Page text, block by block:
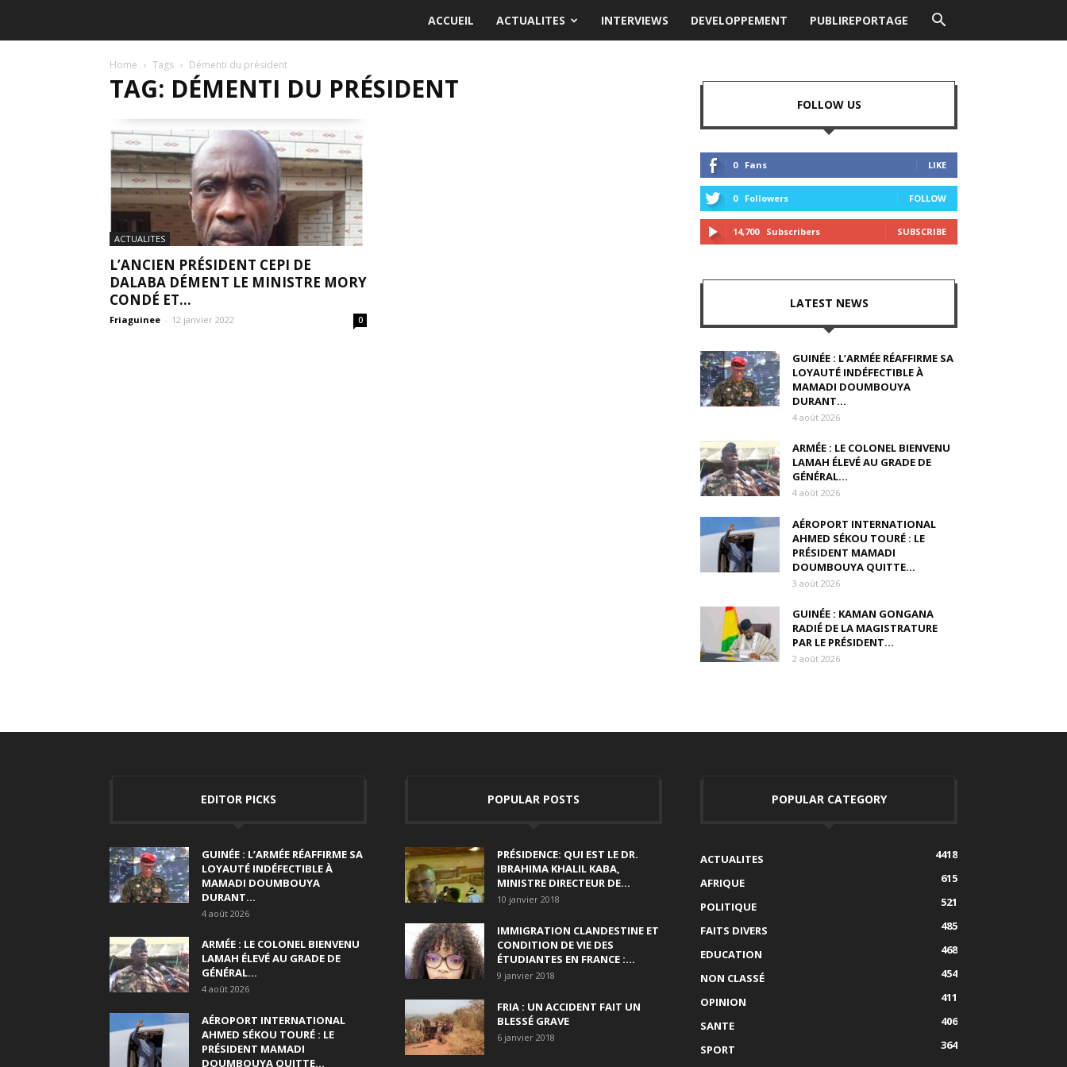
ACCUEIL ACTUALITES INTERVIEWS DEVELOPPEMENT PUBLIREPORTAGE
Home Tags Démenti du président
TAG: DÉMENTI DU PRÉSIDENT
ACTUALITES
L’ANCIEN PRÉSIDENT CEPI DE
DALABA DÉMENT LE MINISTRE MORY
CONDÉ ET...
Friaguinee - 12 janvier 2022 0
FOLLOW US
0 Fans LIKE
0 Followers FOLLOW
14,700 Subscribers SUBSCRIBE
LATEST NEWS
GUINÉE : L’ARMÉE RÉAFFIRME SA
LOYAUTÉ INDÉFECTIBLE À
MAMADI DOUMBOUYA
DURANT...
4 août 2026
ARMÉE : LE COLONEL BIENVENU
LAMAH ÉLEVÉ AU GRADE DE
GÉNÉRAL...
4 août 2026
AÉROPORT INTERNATIONAL
AHMED SÉKOU TOURÉ : LE
PRÉSIDENT MAMADI
DOUMBOUYA QUITTE...
3 août 2026
GUINÉE : KAMAN GONGANA
RADIÉ DE LA MAGISTRATURE
PAR LE PRÉSIDENT...
2 août 2026
EDITOR PICKS
GUINÉE : L’ARMÉE RÉAFFIRME SA
LOYAUTÉ INDÉFECTIBLE À
MAMADI DOUMBOUYA
DURANT...
4 août 2026
ARMÉE : LE COLONEL BIENVENU
LAMAH ÉLEVÉ AU GRADE DE
GÉNÉRAL...
4 août 2026
AÉROPORT INTERNATIONAL
AHMED SÉKOU TOURÉ : LE
PRÉSIDENT MAMADI
DOUMBOUYA QUITTE...
POPULAR POSTS
PRÉSIDENCE: QUI EST LE DR.
IBRAHIMA KHALIL KABA,
MINISTRE DIRECTEUR DE...
10 janvier 2018
IMMIGRATION CLANDESTINE ET
CONDITION DE VIE DES
ÉTUDIANTES EN FRANCE :...
9 janvier 2018
FRIA : UN ACCIDENT FAIT UN
BLESSÉ GRAVE
6 janvier 2018
POPULAR CATEGORY
ACTUALITES
4418
AFRIQUE
615
POLITIQUE
521
FAITS DIVERS
485
EDUCATION
468
NON CLASSÉ
454
OPINION
411
SANTE
406
SPORT
364